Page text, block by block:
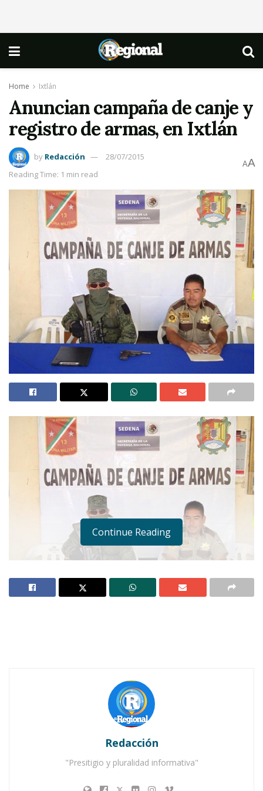
Home Ixtlán
Anuncian campaña de canje y
registro de armas, en Ixtlán
by Redacción
28/07/2015
Reading Time: 1 min read
AA
estado, el gobierno municipal que encabeza el
licenciado José Antonio Alvarado Valera anuncia
la Campaña de Registro y Canje de Armas de
Notas Relacionadas
Continue Reading
Redacción
"Presitigio y pluralidad informativa"